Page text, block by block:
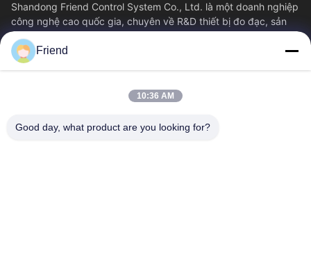
Shandong Friend Control System Co., Ltd. là một doanh nghiệp
công nghệ cao quốc gia, chuyên về R&D thiết bị đo đạc, sản
xuất và dịch vụ điều...
Liên Kết Nhanh
Về Chúng Tôi
Tham Quan Nhà Máy
Kiểm Soát Chất Lượng
Friend
10:36 AM
Good day, what product are you looking for?